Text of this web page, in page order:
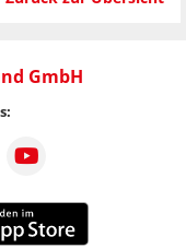
GmbH